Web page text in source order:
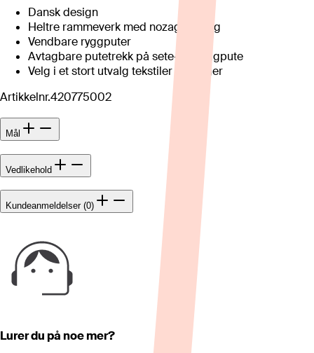
Dansk design
Heltre rammeverk med nozag fjæring
Vendbare ryggputer
Avtagbare putetrekk på sete- og ryggpute
Velg i et stort utvalg tekstiler og farger
Artikkelnr.420775002
Mål
Vedlikehold
Kundeanmeldelser (0)
Lurer du på noe mer?